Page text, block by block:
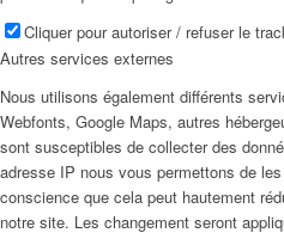
Cliquer pour autoriser / refuser le
Autres services externes
Nous utilisons également différents
Webfonts, Google Maps, autres
sont susceptibles de collecter des
adresse IP nous vous permettons de
conscience que cela peut hautement
notre site. Les changement seront